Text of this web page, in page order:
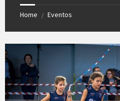
Home / Eventos